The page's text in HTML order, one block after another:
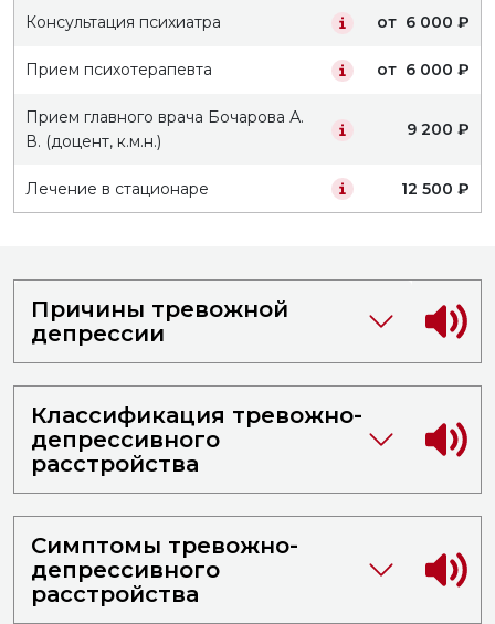
Консультация психиатра от 6 000 ₽
Прием психотерапевта от 6 000 ₽
Прием главного врача Бочарова А.
В. (доцент, к.м.н.)
9 200 ₽
Лечение в стационаре 12 500 ₽
Причины тревожной
депрессии
Классификация тревожно-
депрессивного
расстройства
Симптомы тревожно-
депрессивного
расстройства